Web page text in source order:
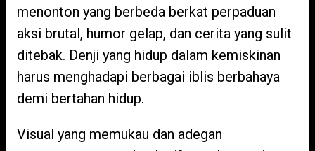
menonton yang berbeda berkat perpaduan
aksi brutal, humor gelap, dan cerita yang sulit
ditebak. Denji yang hidup dalam kemiskinan
harus menghadapi berbagai iblis berbahaya
demi bertahan hidup.
Visual yang memukau dan adegan